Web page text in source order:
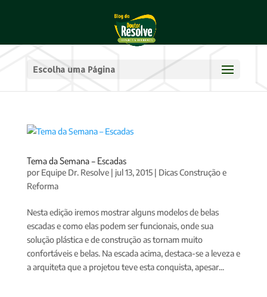
Escolha uma Página
Tema da Semana – Escadas
por Equipe Dr. Resolve| jul 13, 2015| Dicas Construção e
Reforma
Nesta edição iremos mostrar alguns modelos de belas
escadas e como elas podem ser funcionais, onde sua
solução plástica e de construção as tornam muito
confortáveis e belas. Na escada acima, destaca-se a leveza e
a arquiteta que a projetou teve esta conquista, apesar...